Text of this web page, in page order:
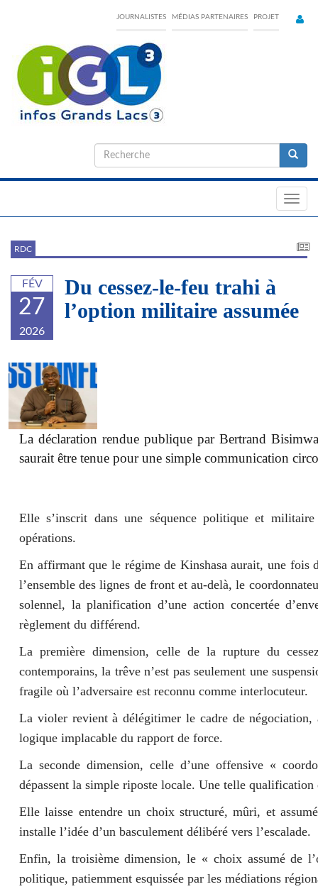
content
JOURNALISTES MÉDIAS PARTENAIRES PROJET
Formulaire
de
RDC
FÉV
27
2026
Du cessez-le-feu trahi à
l’option militaire assumée
La déclaration rendue publique par Bertrand
saurait être tenue pour une simple communication
Elle s’inscrit dans une séquence politique et
opérations.
En affirmant que le régime de Kinshasa aurait, une fois
l’ensemble des lignes de front et au-delà, le
solennel, la planification d’une action concertée
règlement du différend.
La première dimension, celle de la rupture du
contemporains, la trêve n’est pas seulement une
fragile où l’adversaire est reconnu comme interlocuteur.
La violer revient à délégitimer le cadre de
logique implacable du rapport de force.
La seconde dimension, celle d’une offensive «
dépassent la simple riposte locale. Une telle
Elle laisse entendre un choix structuré, mûri, et
installe l’idée d’un basculement délibéré vers l’escalade.
Enfin, la troisième dimension, le « choix assumé de
politique, patiemment esquissée par les médiations